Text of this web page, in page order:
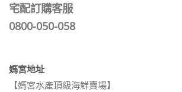
宅配訂購客服
0800-050-058
媽宮地址
【媽宮水產頂級海鮮賣場】